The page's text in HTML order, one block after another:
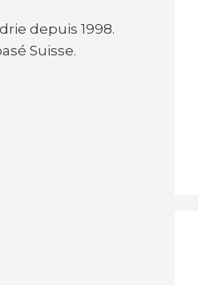
depuis 1998.
Suisse.